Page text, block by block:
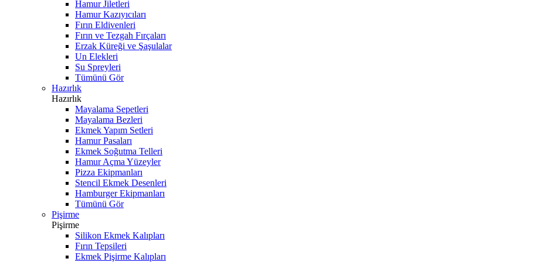
Hamur Jiletleri
Hamur Kazıyıcıları
Fırın Eldivenleri
Fırın ve Tezgah Fırçaları
Erzak Küreği ve Şaşulalar
Un Elekleri
Su Spreyleri
Tümünü Gör
Hazırlık
Hazırlık
Mayalama Sepetleri
Mayalama Bezleri
Ekmek Yapım Setleri
Hamur Pasaları
Ekmek Soğutma Telleri
Hamur Açma Yüzeyler
Pizza Ekipmanları
Stencil Ekmek Desenleri
Hamburger Ekipmanları
Tümünü Gör
Pişirme
Pişirme
Silikon Ekmek Kalıpları
Fırın Tepsileri
Ekmek Pişirme Kalıpları